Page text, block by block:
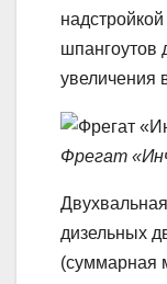
шпангоутов
увеличения
Фрегат
дизельных
(суммарная